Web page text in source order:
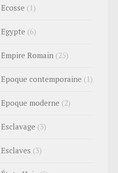
Ecosse (1)
Egypte (6)
Empire Romain (25)
Epoque contemporaine (1)
Epoque moderne (2)
Esclavage (3)
Esclaves (3)